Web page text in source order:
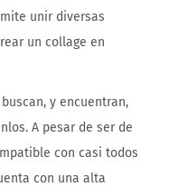
unir diversas
un collage en
y encuentran,
A pesar de ser de
con casi todos
con una alta